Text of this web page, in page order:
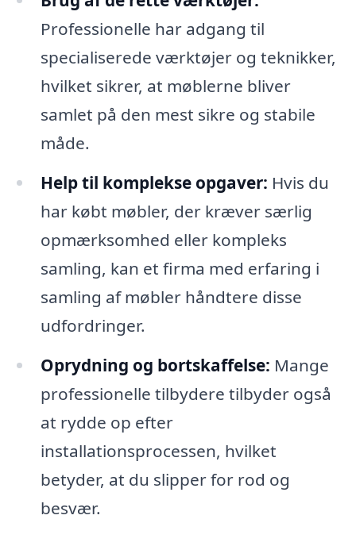
Professionelle har adgang til
specialiserede værktøjer og teknikker,
hvilket sikrer, at møblerne bliver
samlet på den mest sikre og stabile
måde.
Help til komplekse opgaver: Hvis du
har købt møbler, der kræver særlig
opmærksomhed eller kompleks
samling, kan et firma med erfaring i
samling af møbler håndtere disse
udfordringer.
Oprydning og bortskaffelse: Mange
professionelle tilbydere tilbyder også
at rydde op efter
installationsprocessen, hvilket
betyder, at du slipper for rod og
besvær.